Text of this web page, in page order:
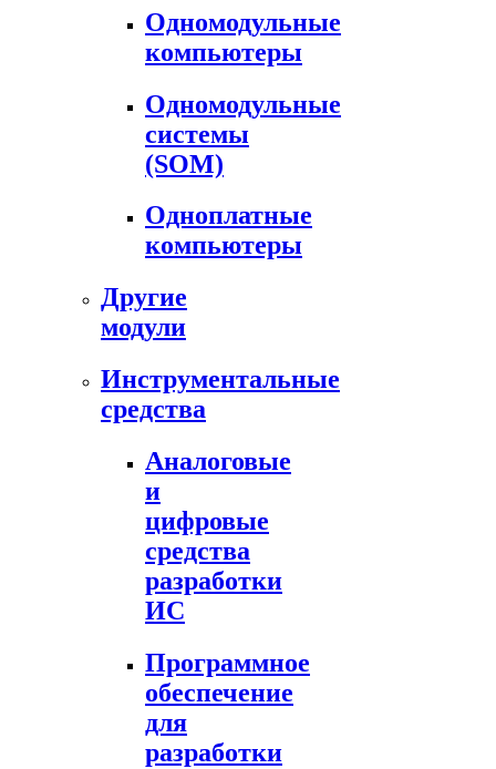
Одномодульные
компьютеры
Одномодульные
системы
(SOM)
Одноплатные
компьютеры
Другие
модули
Инструментальные
средства
Аналоговые
и
цифровые
средства
разработки
ИС
Программное
обеспечение
для
разработки